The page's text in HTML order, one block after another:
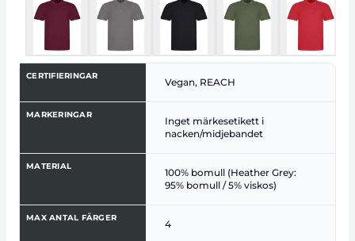
CERTIFIERINGAR
Vegan, REACH
MARKERINGAR
Inget märkesetikett i
nacken/midjebandet
MATERIAL
100% bomull (Heather Grey:
95% bomull / 5% viskos)
MAX ANTAL FÄRGER
4